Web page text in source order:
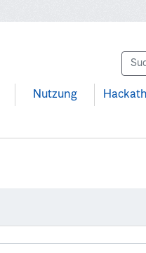
Nutzung